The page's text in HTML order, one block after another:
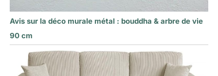
Avis sur la déco murale métal : bouddha & arbre de vie
90 cm